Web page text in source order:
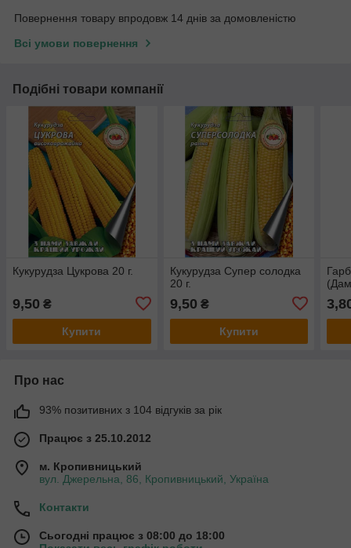
Повернення товару впродовж 14 днів за домовленістю
Всі умови повернення
Подібні товари компанії
Кукурудза Цукрова 20 г.
9,50 ₴
Купити
Кукурудза Супер солодка
20 г.
9,50 ₴
Купити
Про нас
93% позитивних з 104 відгуків за рік
Працює з 25.10.2012
м. Кропивницький
вул. Джерельна, 86, Кропивницький, Україна
Контакти
Сьогодні працює з 08:00 до 18:00